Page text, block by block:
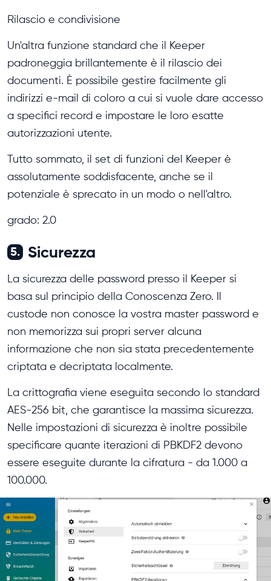
Rilascio e condivisione
Un'altra funzione standard che il Keeper
padroneggia brillantemente è il rilascio dei
documenti. È possibile gestire facilmente gli
indirizzi e-mail di coloro a cui si vuole dare accesso
a specifici record e impostare le loro esatte
autorizzazioni utente.
Tutto sommato, il set di funzioni del Keeper è
assolutamente soddisfacente, anche se il
potenziale è sprecato in un modo o nell'altro.
grado: 2.0
5. Sicurezza
La sicurezza delle password presso il Keeper si
basa sul principio della Conoscenza Zero. Il
custode non conosce la vostra master password e
non memorizza sui propri server alcuna
informazione che non sia stata precedentemente
criptata e decriptata localmente.
La crittografia viene eseguita secondo lo standard
AES-256 bit, che garantisce la massima sicurezza.
Nelle impostazioni di sicurezza è inoltre possibile
specificare quante iterazioni di PBKDF2 devono
essere eseguite durante la cifratura - da 1.000 a
100.000.